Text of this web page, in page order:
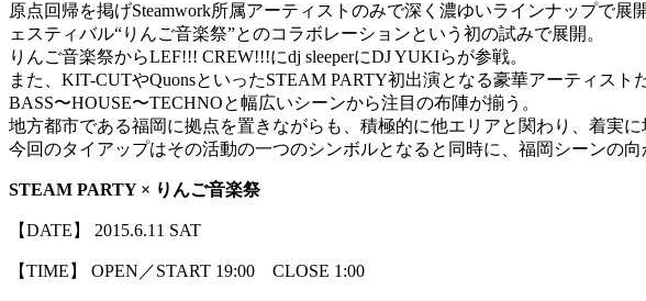
原点回帰を掲げSteamwork所属アーティストのみで深く濃ゆいラインナップで
ェスティバル“りんご音楽祭”とのコラボレーションという初の試みで展開。
りんご音楽祭からLEF!!! CREW!!!にdj sleeperにDJ YUKIらが参戦。
また、KIT-CUTやQuonsといったSTEAM PARTY初出演となる豪華アーティスト
BASS〜HOUSE〜TECHNOと幅広いシーンから注目の布陣が揃う。
地方都市である福岡に拠点を置きながらも、積極的に他エリアと関わり、着実
今回のタイアップはその活動の一つのシンボルとなると同時に、福岡シーンの
STEAM PARTY × りんご音楽祭
【DATE】 2015.6.11 SAT
【TIME】 OPEN／START 19:00 CLOSE 1:00